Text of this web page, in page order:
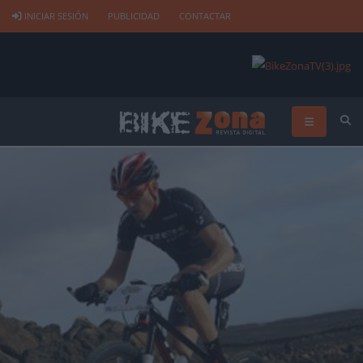
INICIAR SESIÓN PUBLICIDAD CONTACTAR